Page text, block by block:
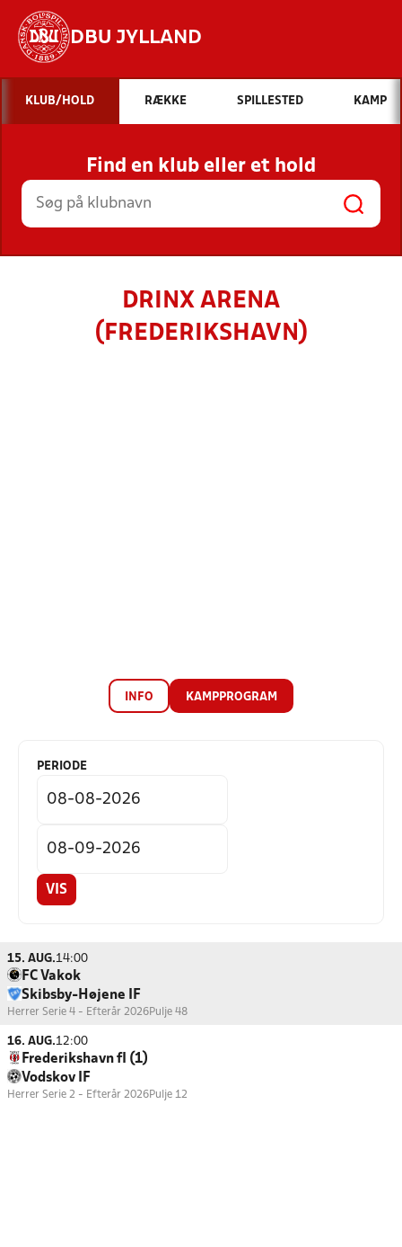
DBU JYLLAND
Hvad vil du søge efter?
INDHOLD OG NYHEDER
STILLINGER, RESULTATER, KLUBBER OG
HOLD
KLUB/HOLD RÆKKE SPILLESTED KAMP
Find en klub eller et hold
DRINX ARENA
(FREDERIKSHAVN)
INFO KAMPPROGRAM
PERIODE
VIS
15. AUG.14:00
FC Vakok
Skibsby-Højene IF
Herrer Serie 4 - Efterår 2026Pulje 48
16. AUG.12:00
Frederikshavn fI (1)
Vodskov IF
Herrer Serie 2 - Efterår 2026Pulje 12